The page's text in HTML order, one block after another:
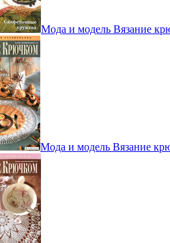
Мода и модель Вязание
Мода и модель Вязание